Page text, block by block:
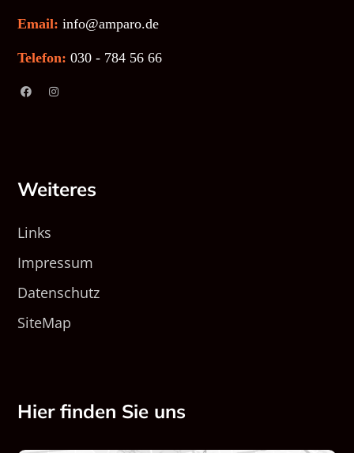
Email: info@amparo.de
Telefon: 030 - 784 56 66
Weiteres
Links
Impressum
Datenschutz
SiteMap
Hier finden Sie uns